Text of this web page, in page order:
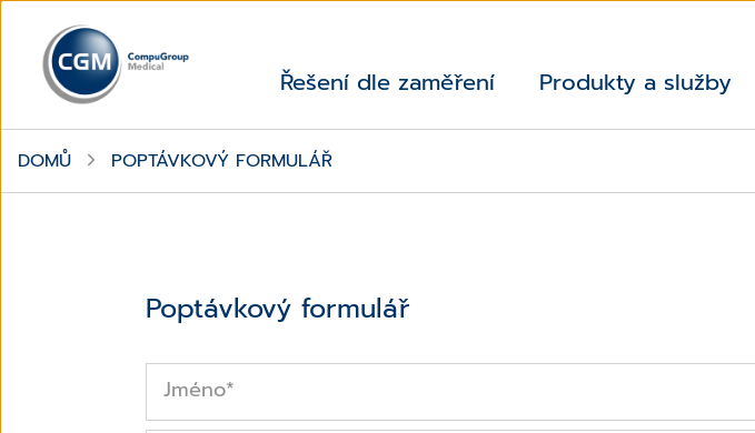
Řešení dle zaměření Produkty a služby
DOMŮ POPTÁVKOVÝ FORMULÁŘ
Poptávkový formulář
Jméno*